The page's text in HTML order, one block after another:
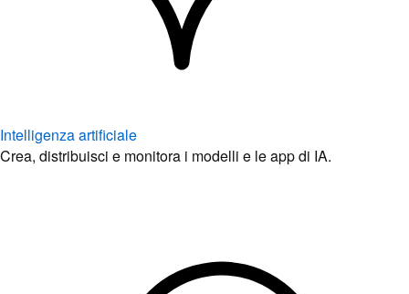
Intelligenza artificiale
Crea, distribuisci e monitora i modelli e le app di IA.